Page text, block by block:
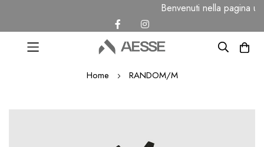
Benvenuti nella pagina
Home RANDOM/M